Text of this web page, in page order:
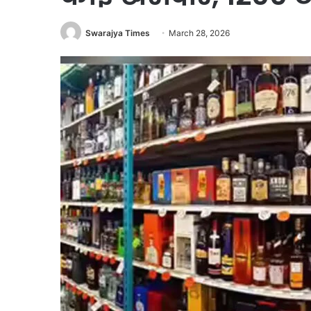
Swarajya Times March 28, 2026